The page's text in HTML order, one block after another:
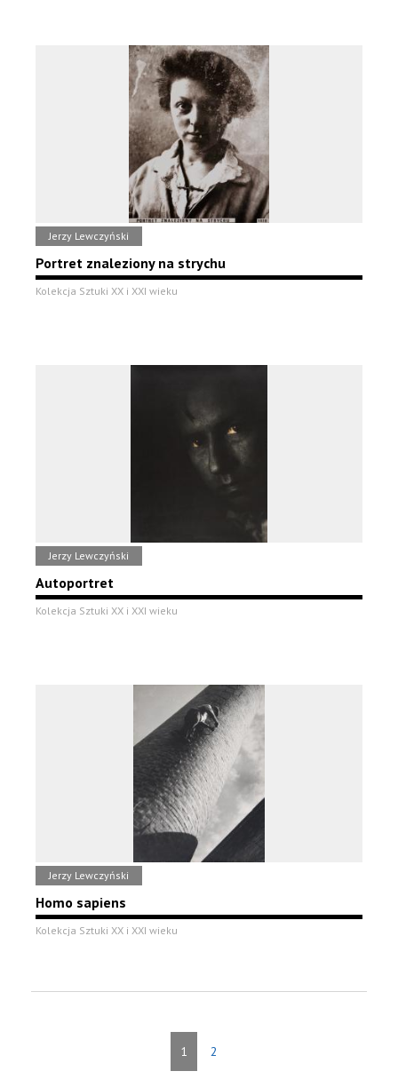
Jerzy Lewczyński
Portret znaleziony na strychu
Kolekcja Sztuki XX i XXI wieku
Jerzy Lewczyński
Autoportret
Kolekcja Sztuki XX i XXI wieku
Jerzy Lewczyński
Homo sapiens
Kolekcja Sztuki XX i XXI wieku
1 2